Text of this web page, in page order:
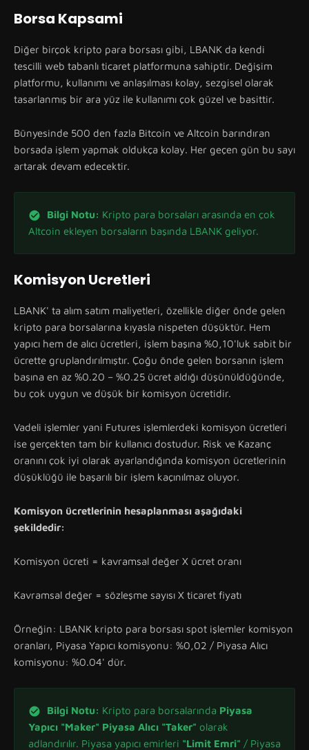
Borsa Kapsami
Diğer birçok kripto para borsası gibi, LBANK da kendi
tescilli web tabanlı ticaret platformuna sahiptir. Değişim
platformu, kullanımı ve anlaşılması kolay, sezgisel olarak
tasarlanmış bir ara yüz ile kullanımı çok güzel ve basittir.
Bünyesinde 500 den fazla Bitcoin ve Altcoin barındıran
borsada işlem yapmak oldukça kolay. Her geçen gün bu sayı
artarak devam edecektir.
Bilgi Notu: Kripto para borsaları arasında en çok
Altcoin ekleyen borsaların başında LBANK geliyor.
Komisyon Ucretleri
LBANK' ta alım satım maliyetleri, özellikle diğer önde gelen
kripto para borsalarına kıyasla nispeten düşüktür. Hem
yapıcı hem de alıcı ücretleri, işlem başına %0,10'luk sabit bir
ücrette gruplandırılmıştır. Çoğu önde gelen borsanın işlem
başına en az %0.20 – %0.25 ücret aldığı düşünüldüğünde,
bu çok uygun ve düşük bir komisyon ücretidir.
Vadeli işlemler yani Futures işlemlerdeki komisyon ücretleri
ise gerçekten tam bir kullanıcı dostudur. Risk ve Kazanç
oranını çok iyi olarak ayarlandığında komisyon ücretlerinin
düşüklüğü ile başarılı bir işlem kaçınılmaz oluyor.
Komisyon ücretlerinin hesaplanması aşağıdaki
şekildedir:
Komisyon ücreti = kavramsal değer X ücret oranı
Kavramsal değer = sözleşme sayısı X ticaret fiyatı
Örneğin: LBANK kripto para borsası spot işlemler komisyon
oranları, Piyasa Yapıcı komisyonu: %0,02 / Piyasa Alıcı
komisyonu: %0.04' dür.
Bilgi Notu: Kripto para borsalarında Piyasa
Yapıcı "Maker" Piyasa Alıcı "Taker" olarak
adlandırılır. Piyasa yapıcı emirleri "Limit Emri" / Piyasa